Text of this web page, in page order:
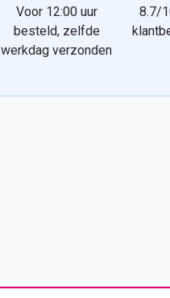
Voor 12:00 uur
besteld, zelfde
werkdag verzonden
8.7/